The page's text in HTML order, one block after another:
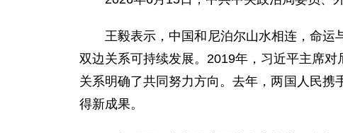
王毅表示，中国和尼泊尔山水相连，命
双边关系可持续发展。2019年，习近平主席
关系明确了共同努力方向。去年，两国人民
得新成果。